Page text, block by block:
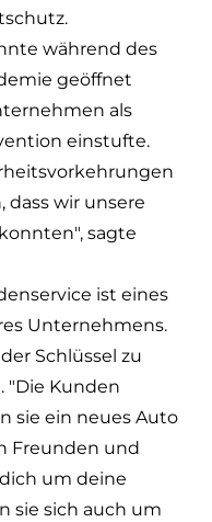
während des
geöffnet
als
einstufte.
dass wir unsere
sagte
ist eines
Unternehmens.
Schlüssel zu
"Die Kunden
sie ein neues Auto
Freunden und
um deine
sie sich auch um